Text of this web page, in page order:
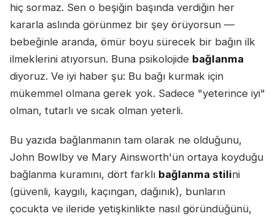
hiç sormaz. Sen o beşiğin başında verdiğin her
kararla aslında görünmez bir şey örüyorsun —
bebeğinle aranda, ömür boyu sürecek bir bağın ilk
ilmeklerini atıyorsun. Buna psikolojide bağlanma
diyoruz. Ve iyi haber şu: Bu bağı kurmak için
mükemmel olmana gerek yok. Sadece "yeterince iyi"
olman, tutarlı ve sıcak olman yeterli.
Bu yazıda bağlanmanın tam olarak ne olduğunu,
John Bowlby ve Mary Ainsworth'ün ortaya koyduğu
bağlanma kuramını, dört farklı bağlanma stilini
(güvenli, kaygılı, kaçıngan, dağınık), bunların
çocukta ve ileride yetişkinlikte nasıl göründüğünü,